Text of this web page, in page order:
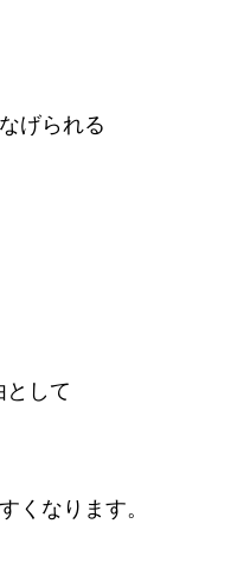
げられる
として
くなります。